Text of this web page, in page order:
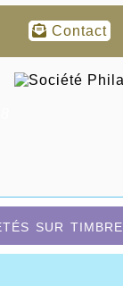
Contact
sur